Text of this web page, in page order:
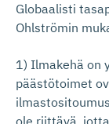
Globaalisti
Ohlströmin
1) Ilmakehä on
päästötoimet
ole riittävä,